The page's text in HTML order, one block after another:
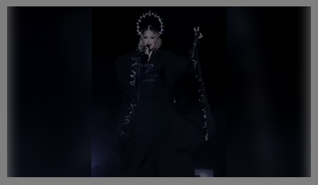
FG CHIC : Madonna, la Reine de la Pop, une nouvelle icône